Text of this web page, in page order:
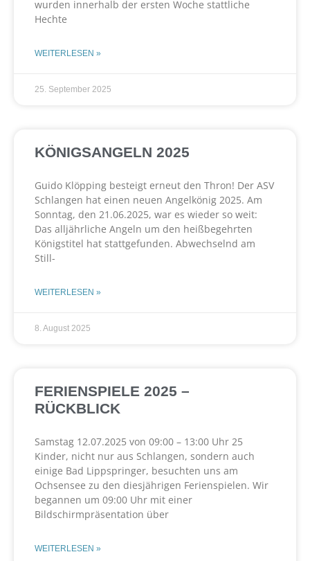
wurden innerhalb der ersten Woche stattliche
Hechte
WEITERLESEN »
25. September 2025
KÖNIGSANGELN 2025
Guido Klöpping besteigt erneut den Thron! Der ASV
Schlangen hat einen neuen Angelkönig 2025. Am
Sonntag, den 21.06.2025, war es wieder so weit:
Das alljährliche Angeln um den heißbegehrten
Königstitel hat stattgefunden. Abwechselnd am
Still-
WEITERLESEN »
8. August 2025
FERIENSPIELE 2025 –
RÜCKBLICK
Samstag 12.07.2025 von 09:00 – 13:00 Uhr 25
Kinder, nicht nur aus Schlangen, sondern auch
einige Bad Lippspringer, besuchten uns am
Ochsensee zu den diesjährigen Ferienspielen. Wir
begannen um 09:00 Uhr mit einer
Bildschirmpräsentation über
WEITERLESEN »